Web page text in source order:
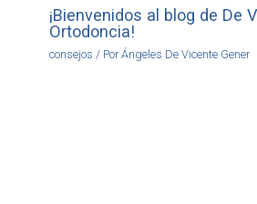
¡Bienvenidos al blog de De
Ortodoncia!
consejos / PorÁngeles De Vicente Gener